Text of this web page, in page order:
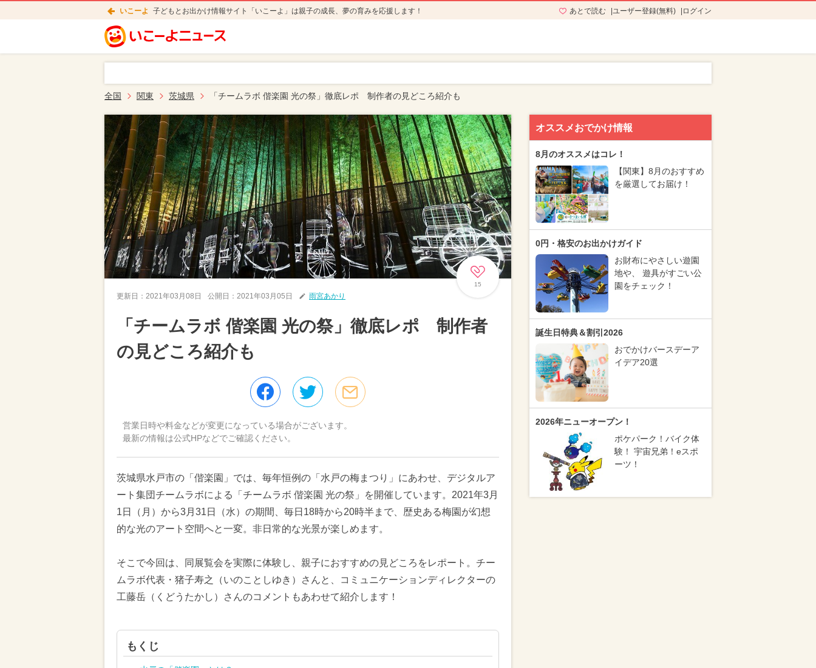
いこーよ 子どもとお出かけ情報サイト「いこーよ」は親子の成長、夢の育みを応援します！ あとで読む ユーザー登録(無料) ログイン
全国 関東 茨城県 「チームラボ 偕楽園 光の祭」徹底レポ 制作者の見どころ紹介も
15
更新日： 2021年03月08日 公開日： 2021年03月05日 雨宮あかり
「チームラボ 偕楽園 光の祭」徹底レポ 制作者
の見どころ紹介も
営業日時や料金などが変更になっている場合がございます。
最新の情報は公式HPなどでご確認ください。
茨城県水戸市の「偕楽園」では、毎年恒例の「水戸の梅まつり」にあわせ、デジタルア
ート集団チームラボによる「チームラボ 偕楽園 光の祭」を開催しています。2021年3月
1日（月）から3月31日（水）の期間、毎日18時から20時半まで、歴史ある梅園が幻想
的な光のアート空間へと一変。非日常的な光景が楽しめます。
そこで今回は、同展覧会を実際に体験し、親子におすすめの見どころをレポート。チー
ムラボ代表・猪子寿之（いのことしゆき）さんと、コミュニケーションディレクターの
工藤岳（くどうたかし）さんのコメントもあわせて紹介します！
もくじ
オススメおでかけ情報
8月のオススメはコレ！
【関東】8月のおすすめ
を厳選してお届け！
0円・格安のお出かけガイド
お財布にやさしい遊園
地や、 遊具がすごい公
園をチェック！
誕生日特典＆割引2026
おでかけバースデーア
イデア20選
2026年ニューオープン！
ポケパーク！バイク体
験！ 宇宙兄弟！eスポ
ーツ！